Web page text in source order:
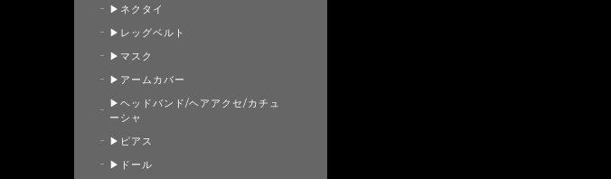
▶ネクタイ
▶レッグベルト
▶マスク
▶アームカバー
▶ヘッドバンド/ヘアアクセ/カチュ
ーシャ
▶ピアス
▶ドール